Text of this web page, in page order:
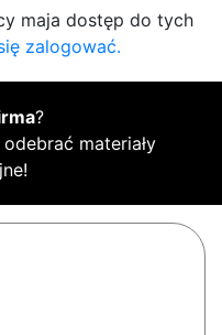
maja dostęp do tych
zalogować.
?
materiały